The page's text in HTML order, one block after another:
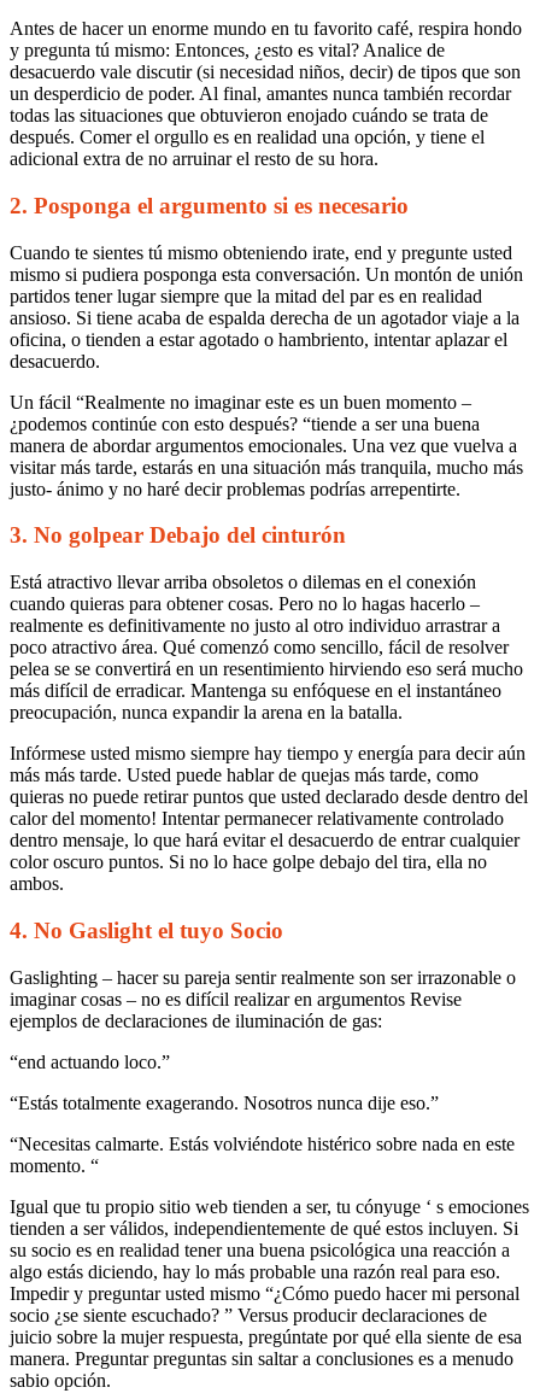
0
Share
No
Comments
on
Ideas
sobre
cómo
hacerlo
Difiere
Junto
con
su
Amante
en
tiempos
tensos
Antes de hacer un enorme mundo en tu favorito café, respira hondo
y pregunta tú mismo: Entonces, ¿esto es vital? Analice de
desacuerdo vale discutir (si necesidad niños, decir) de tipos que son
un desperdicio de poder. Al final, amantes nunca también recordar
todas las situaciones que obtuvieron enojado cuándo se trata de
después. Comer el orgullo es en realidad una opción, y tiene el
adicional extra de no arruinar el resto de su hora.
2. Posponga el argumento si es necesario
Cuando te sientes tú mismo obteniendo irate, end y pregunte usted
mismo si pudiera posponga esta conversación. Un montón de unión
partidos tener lugar siempre que la mitad del par es en realidad
ansioso. Si tiene acaba de espalda derecha de un agotador viaje a la
oficina, o tienden a estar agotado o hambriento, intentar aplazar el
desacuerdo.
Un fácil “Realmente no imaginar este es un buen momento –
¿podemos continúe con esto después? “tiende a ser una buena
manera de abordar argumentos emocionales. Una vez que vuelva a
visitar más tarde, estarás en una situación más tranquila, mucho más
justo- ánimo y no haré decir problemas podrías arrepentirte.
3. No golpear Debajo del cinturón
Está atractivo llevar arriba obsoletos o dilemas en el conexión
cuando quieras para obtener cosas. Pero no lo hagas hacerlo –
realmente es definitivamente no justo al otro individuo arrastrar a
poco atractivo área. Qué comenzó como sencillo, fácil de resolver
pelea se se convertirá en un resentimiento hirviendo eso será mucho
más difícil de erradicar. Mantenga su enfóquese en el instantáneo
preocupación, nunca expandir la arena en la batalla.
Infórmese usted mismo siempre hay tiempo y energía para decir aún
más más tarde. Usted puede hablar de quejas más tarde, como
quieras no puede retirar puntos que usted declarado desde dentro del
calor del momento! Intentar permanecer relativamente controlado
dentro mensaje, lo que hará evitar el desacuerdo de entrar cualquier
color oscuro puntos. Si no lo hace golpe debajo del tira, ella no
ambos.
4. No Gaslight el tuyo Socio
Gaslighting – hacer su pareja sentir realmente son ser irrazonable o
imaginar cosas – no es difícil realizar en argumentos Revise ​​
ejemplos de declaraciones de iluminación de gas:
“end actuando loco.”
“Estás totalmente exagerando. Nosotros nunca dije eso.”
“Necesitas calmarte. Estás volviéndote histérico sobre nada en este
momento. “
Igual que tu propio sitio web tienden a ser, tu cónyuge ‘ s emociones
tienden a ser válidos, independientemente de qué estos incluyen. Si
su socio es en realidad tener una buena psicológica una reacción a
algo estás diciendo, hay lo más probable una razón real para eso.
Impedir y preguntar usted mismo “¿Cómo puedo hacer mi personal
socio ¿se siente escuchado? ” Versus producir declaraciones de
juicio sobre la mujer respuesta, pregúntate por qué ella siente de esa
manera. Preguntar preguntas sin saltar a conclusiones es a menudo
sabio opción.